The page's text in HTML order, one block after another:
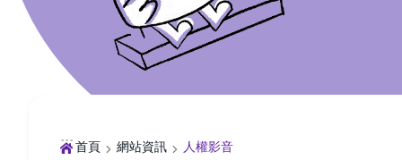
:::首頁 網站資訊 人權影音